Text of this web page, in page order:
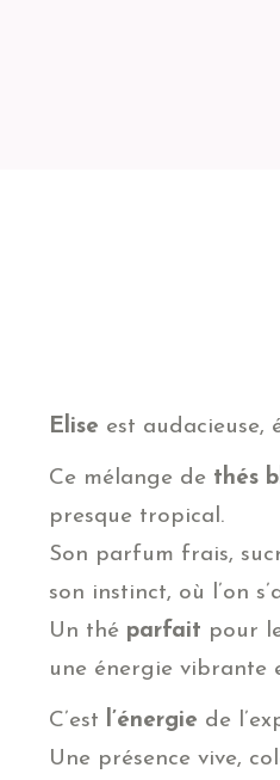
Elise est audacieuse,
Ce mélange de thés
presque tropical.
Son parfum frais,
son instinct, où l’on
Un thé parfait pour
une énergie vibrante
C’est l’énergie de
Une présence vive,